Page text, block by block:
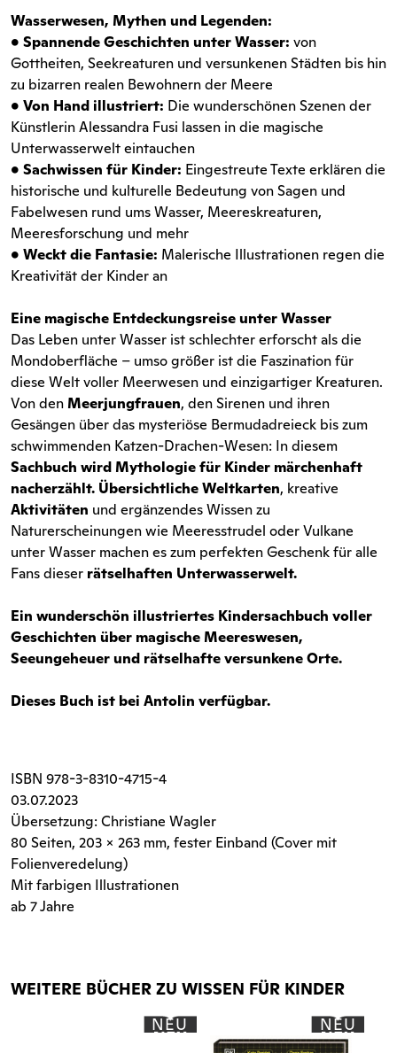
Wasserwesen, Mythen und Legenden:
• Spannende Geschichten unter Wasser: von
Gottheiten, Seekreaturen und versunkenen Städten bis hin
zu bizarren realen Bewohnern der Meere
• Von Hand illustriert: Die wunderschönen Szenen der
Künstlerin Alessandra Fusi lassen in die magische
Unterwasserwelt eintauchen
• Sachwissen für Kinder: Eingestreute Texte erklären die
historische und kulturelle Bedeutung von Sagen und
Fabelwesen rund ums Wasser, Meereskreaturen,
Meeresforschung und mehr
• Weckt die Fantasie: Malerische Illustrationen regen die
Kreativität der Kinder an
Eine magische Entdeckungsreise unter Wasser
Das Leben unter Wasser ist schlechter erforscht als die
Mondoberfläche – umso größer ist die Faszination für
diese Welt voller Meerwesen und einzigartiger Kreaturen.
Von den Meerjungfrauen, den Sirenen und ihren
Gesängen über das mysteriöse Bermudadreieck bis zum
schwimmenden Katzen-Drachen-Wesen: In diesem
Sachbuch wird Mythologie für Kinder märchenhaft
nacherzählt. Übersichtliche Weltkarten, kreative
Aktivitäten und ergänzendes Wissen zu
Naturerscheinungen wie Meeresstrudel oder Vulkane
unter Wasser machen es zum perfekten Geschenk für alle
Fans dieser rätselhaften Unterwasserwelt.
Ein wunderschön illustriertes Kindersachbuch voller
Geschichten über magische Meereswesen,
Seeungeheuer und rätselhafte versunkene Orte.
Dieses Buch ist bei Antolin verfügbar.
ISBN 978-3-8310-4715-4
03.07.2023
Übersetzung: Christiane Wagler
80 Seiten, 203 x 263 mm, fester Einband (Cover mit
Folienveredelung)
Mit farbigen Illustrationen
ab 7 Jahre
WEITERE BÜCHER ZU WISSEN FÜR KINDER
NEU
NEU